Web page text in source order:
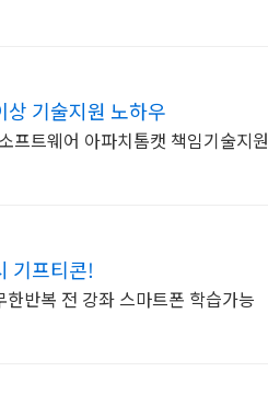
기술지원 노하우
프트웨어 아파치톰캣 책임기술지원
기프티콘!
반복 전 강좌 스마트폰 학습가능